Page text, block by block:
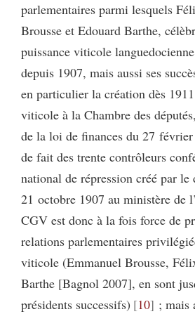
parlementaires parmi lesquels
Brousse et Edouard Barthe,
puissance viticole
depuis 1907, mais aussi ses
en particulier la création dès
viticole à la Chambre des
de la loi de finances du 27
de fait des trente contrôleurs
national de répression créé par le
21 octobre 1907 au ministère de
CGV est donc à la fois force de
relations parlementaires
viticole (Emmanuel Brousse,
Barthe [Bagnol 2007], en sont
présidents successifs) 10 ; mais